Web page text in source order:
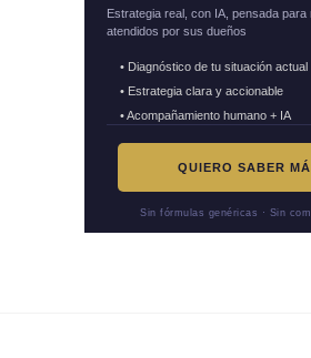
Estrategia real, con IA, pensada para
atendidos por sus dueños
• Diagnóstico de tu situación actual
• Estrategia clara y accionable
• Acompañamiento humano + IA
QUIERO SABER
Sin fórmulas genéricas · Sin